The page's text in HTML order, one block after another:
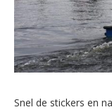
Snel de stickers en